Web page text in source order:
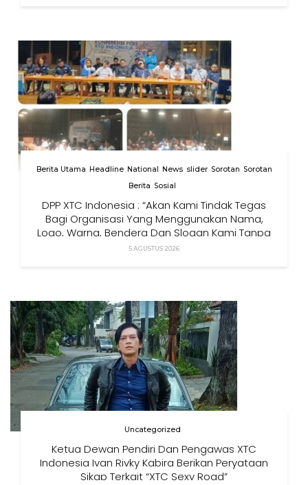
Berita Utama Headline National News slider Sorotan Sorotan
Berita Sosial
DPP XTC Indonesia : “Akan Kami Tindak Tegas
Bagi Organisasi Yang Menggunakan Nama,
Logo, Warna, Bendera Dan Slogan Kami Tanpa
Izin”
5 AGUSTUS 2026
Uncategorized
Ketua Dewan Pendiri Dan Pengawas XTC
Indonesia Ivan Rivky Kabira Berikan Peryataan
Sikap Terkait “XTC Sexy Road”